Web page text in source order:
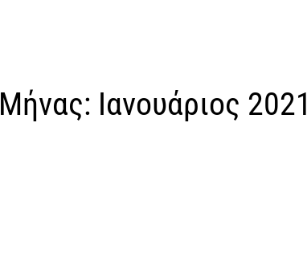
Μήνας: Ιανουάριος 2021